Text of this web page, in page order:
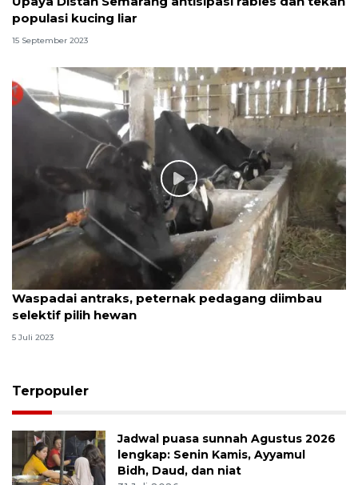
populasi kucing liar
15 September 2023
Waspadai antraks, peternak pedagang diimbau
selektif pilih hewan
5 Juli 2023
Terpopuler
Jadwal puasa sunnah Agustus 2026
lengkap: Senin Kamis, Ayyamul
Bidh, Daud, dan niat